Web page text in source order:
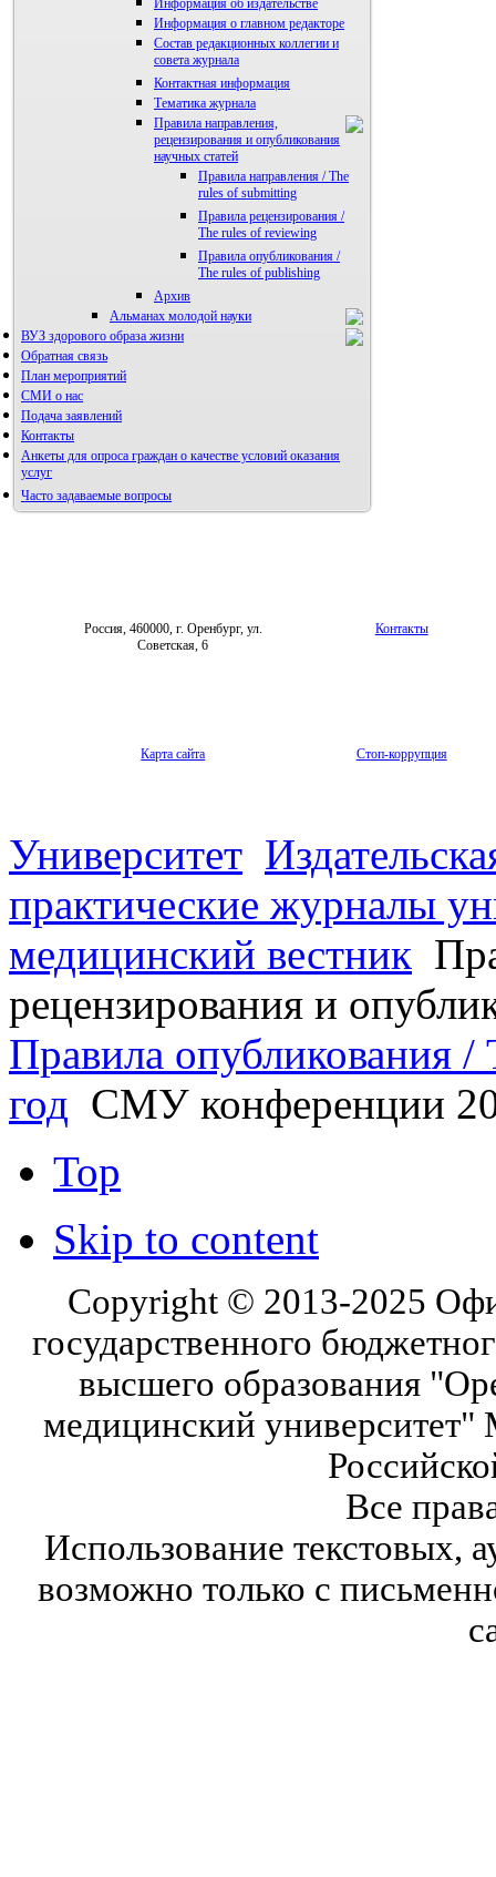
Информация об издательстве
Информация о главном редакторе
Состав редакционных коллегии и
совета журнала
Контактная информация
Тематика журнала
Правила направления,
рецензирования и опубликования
научных статей
Правила направления / The
rules of submitting
Правила рецензирования /
The rules of reviewing
Правила опубликования /
The rules of publishing
Архив
Альманах молодой науки
Редакция журнала
ВУЗ здорового образа жизни
Фотогалерея
Обратная связь
План мероприятий
СМИ о нас
Подача заявлений
Контакты
Анкеты для опроса граждан о качестве условий оказания
услуг
Часто задаваемые вопросы
Россия, 460000, г. Оренбург, ул.
Советская, 6
Контакты
Карта сайта Стоп-коррупция
Университет
практические журналы
медицинский вестник
рецензирования и
Правила опубликования
год СМУ конференции
Top
Skip to content
Copyright © 2013-2025
государственного
высшего образования
медицинский университет"
Все
Использование текстовых,
возможно только с